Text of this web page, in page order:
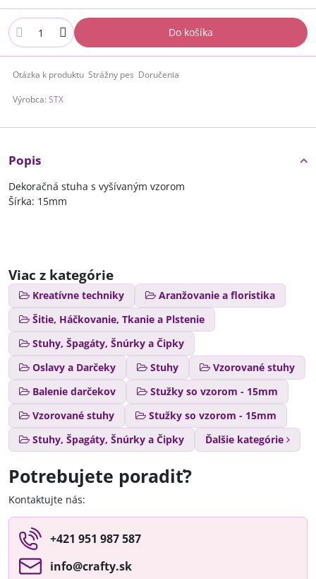
Do košíka
Otázka k produktu Strážny pes Doručenia
Výrobca: STX
Popis
Dekoračná stuha s vyšívaným vzorom
Šírka: 15mm
Viac z kategórie
Kreatívne techniky
Aranžovanie a floristika
Šitie, Háčkovanie, Tkanie a Plstenie
Stuhy, Špagáty, Šnúrky a Čipky
Oslavy a Darčeky
Stuhy
Vzorované stuhy
Balenie darčekov
Stužky so vzorom - 15mm
Vzorované stuhy
Stužky so vzorom - 15mm
Stuhy, Špagáty, Šnúrky a Čipky
Ďalšie kategórie
Potrebujete poradiť?
Kontaktujte nás:
+421 951 987 587
info​@crafty​.sk